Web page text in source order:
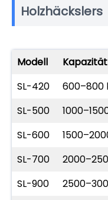
Holzhäckslers
Modell Kapazität
SL-420
600–800
SL-500
SL-600
SL-700
SL-900